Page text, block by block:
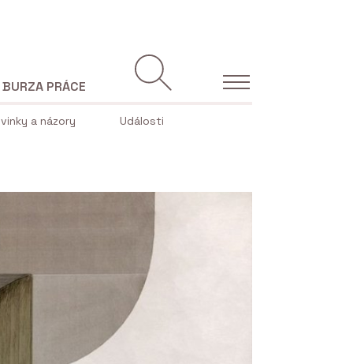
a názory Události
BURZA PRÁCE